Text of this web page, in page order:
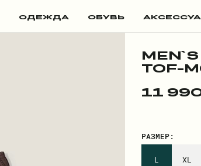
ОДЕЖДА ОБУВЬ
TOF-
11
РАЗМЕР:
L XL